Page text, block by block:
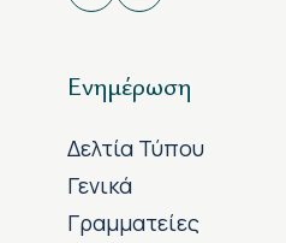
Ενημέρωση
Δελτία Τύπου
Γενικά
Γραμματείες